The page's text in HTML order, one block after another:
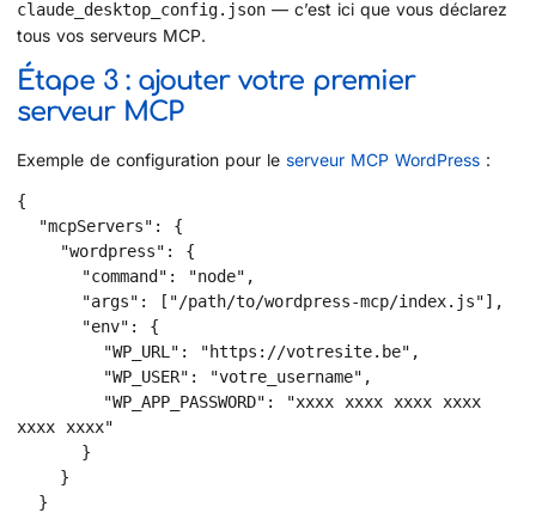
claude_desktop_config.json — c’est ici que vous déclarez
tous vos serveurs MCP.
Étape 3 : ajouter votre premier
serveur MCP
Exemple de configuration pour le serveur MCP WordPress :
{
xxxx xxxx"